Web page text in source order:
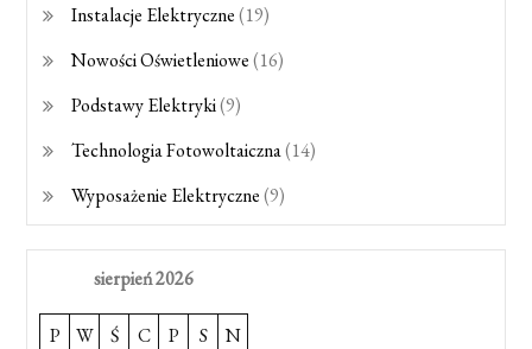
Instalacje Elektryczne(19)
Nowości Oświetleniowe(16)
Podstawy Elektryki(9)
Technologia Fotowoltaiczna(14)
Wyposażenie Elektryczne(9)
sierpień 2026
P W Ś C P S
N